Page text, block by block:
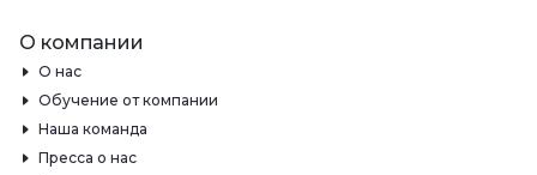
О компании
О нас
Обучение от компании
Наша команда
Пресса о нас